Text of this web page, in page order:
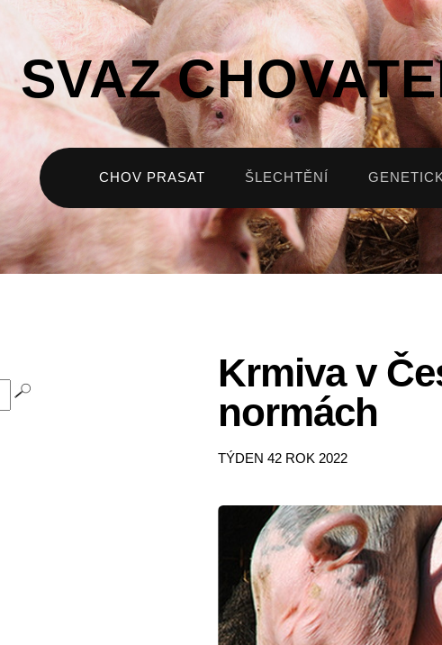
SVAZ
CHOV PRASAT ŠLECHTĚNÍ
Krmiva v
normách
TÝDEN 42 ROK 2022